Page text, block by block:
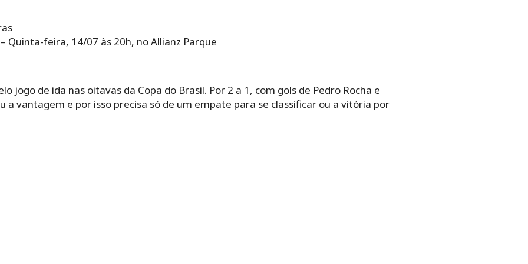
Quinta-feira, 14/07 às 20h, no Allianz Parque
jogo de ida nas oitavas da Copa do Brasil. Por 2 a 1, com gols de Pedro Rocha e
a vantagem e por isso precisa só de um empate para se classificar ou a vitória por